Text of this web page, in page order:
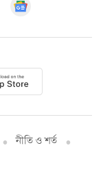
নীতি ও শর্ত